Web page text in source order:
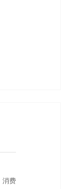
消费